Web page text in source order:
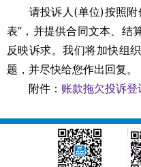
请投诉人(单位)按照附
表”，并提供合同文本、结
反映诉求。我们将加快组
题，并尽快给您作出回复。
附件： 账款拖欠投诉